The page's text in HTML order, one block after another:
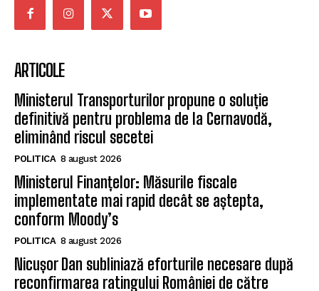
ARTICOLE
Ministerul Transporturilor propune o soluție
definitivă pentru problema de la Cernavodă,
eliminând riscul secetei
POLITICA 8 august 2026
Ministerul Finanțelor: Măsurile fiscale
implementate mai rapid decât se aștepta,
conform Moody’s
POLITICA 8 august 2026
Nicușor Dan subliniază eforturile necesare după
reconfirmarea ratingului României de către